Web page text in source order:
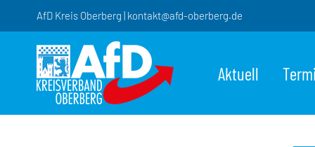
springen
AfD Kreis Oberberg | kontakt@afd-oberberg.de
Aktuell